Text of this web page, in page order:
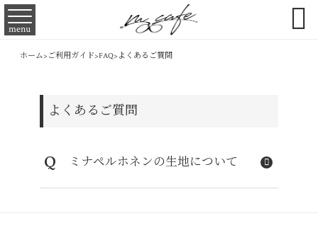
menu 
ホーム> ご利用ガイド>FAQ> よくあるご質問
よくあるご質問
Q ミナペルホネンの生地について